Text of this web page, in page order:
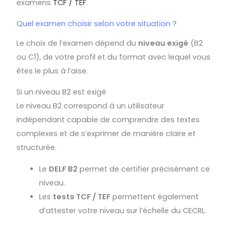
examens TCF / TEF.
Quel examen choisir selon votre situation ?
Le choix de l’examen dépend du niveau exigé (B2
ou C1), de votre profil et du format avec lequel vous
êtes le plus à l’aise.
Si un niveau B2 est exigé
Le niveau B2 correspond à un utilisateur
indépendant capable de comprendre des textes
complexes et de s’exprimer de manière claire et
structurée.
Le DELF B2 permet de certifier précisément ce
niveau.
Les tests TCF / TEF permettent également
d’attester votre niveau sur l’échelle du CECRL.